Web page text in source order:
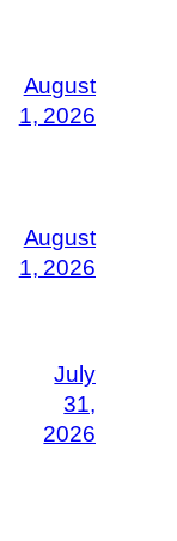
August
1, 2026
August
1, 2026
July
31,
2026